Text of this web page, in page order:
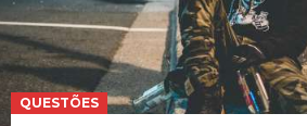
QUESTÕES